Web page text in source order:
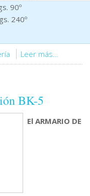
90º
240º
Leer más...
BK-5
El ARMARIO DE